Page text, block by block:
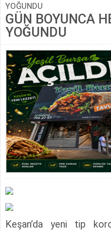
YOĞUNDU
GÜN BOYUNCA
YOĞUNDU
Keşan’da yeni tip